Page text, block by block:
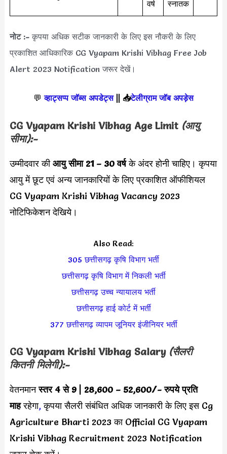
वर्ष
स्नातक
नोट :-कृपया अधिक सटीक जानकारी के लिए इस नौकरी के लिए
प्रकाशित आधिकारिक CG Vyapam Krishi Vibhag Free Job
Alert 2023 Notification जरूर देखें।
💬 व्हाट्सप्प जॉब्स अपडेट्स|| 📥टेलीग्राम जॉब अपड़ेस
CG Vyapam Krishi Vibhag Age Limit (आयु
सीमा):-
उम्मीदवार कीआयु सीमा 21 – 30 वर्षके अंदर होनी चाहिए। कृपया
आयु में छूट एवं अन्य जानकारियों के लिए प्रकाशित ऑफीशियल
CG Vyapam Krishi Vibhag Vacancy 2023
नोटिफिकेशन देखिये।
Also Read:
305 छत्तीसगढ़ कृषि विभाग भर्ती
छत्तीसगढ़ कृषि विभाग में निकली भर्ती
छत्तीसगढ़ उच्च न्यायालय भर्ती
छत्तीसगढ़ हाई कोर्ट में भर्ती
377 छत्तीसगढ़ व्यापम जूनियर इंजीनियर भर्ती
CG Vyapam Krishi Vibhag Salary (सैलरी
कितनी मिलेगी):-
वेतनमानस्तर 4 से 9| 28,600 – 52,600/-रुपये प्रति
माहरहेगा,कृपया सैलरी संबंधित अधिक जानकारी के लिए इस Cg
Agriculture Bharti 2023 का Official CG Vyapam
Krishi Vibhag Recruitment 2023 Notification